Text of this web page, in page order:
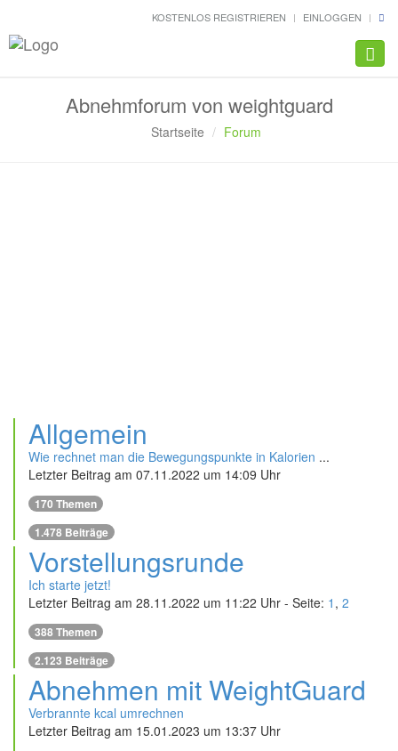
KOSTENLOS REGISTRIEREN EINLOGGEN
Abnehmforum von weightguard
Startseite Forum
Allgemein
Wie rechnet man die Bewegungspunkte in Kalorien ...
Letzter Beitrag am 07.11.2022 um 14:09 Uhr
170 Themen
1.478 Beiträge
Vorstellungsrunde
Ich starte jetzt!
Letzter Beitrag am 28.11.2022 um 11:22 Uhr - Seite: 1 , 2
388Themen
2.123 Beiträge
Abnehmen mit WeightGuard
Verbrannte kcal umrechnen
Letzter Beitrag am 15.01.2023 um 13:37 Uhr